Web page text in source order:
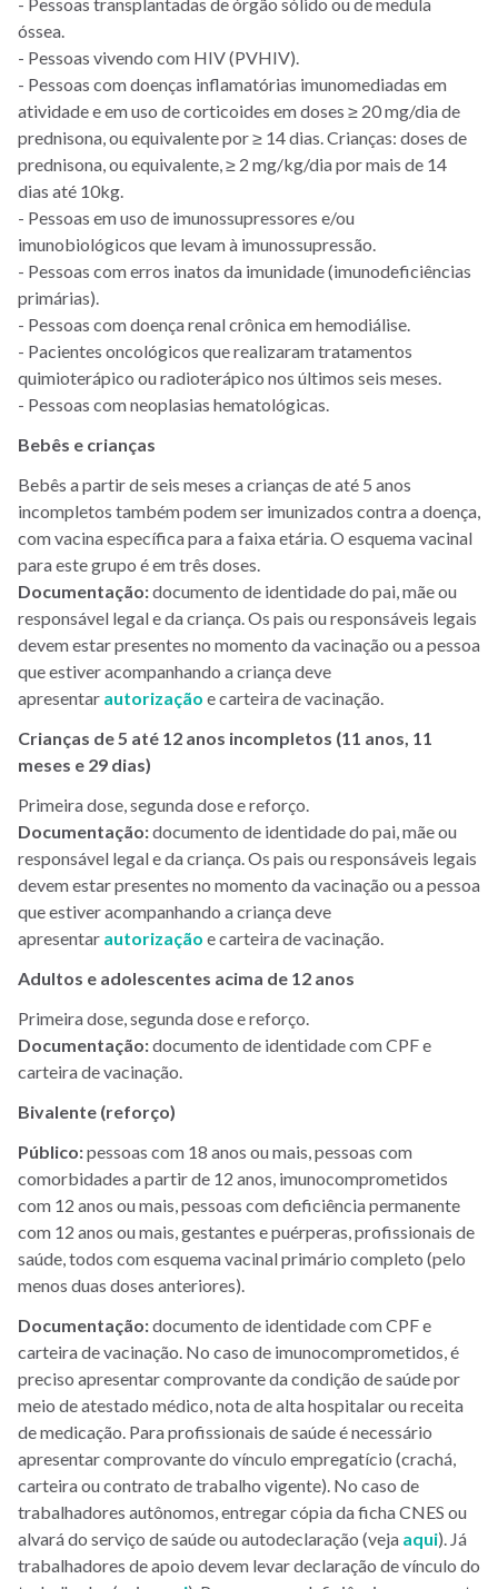
óssea.
- Pessoas vivendo com HIV (PVHIV).
- Pessoas com doenças inflamatórias imunomediadas em
atividade e em uso de corticoides em doses ≥ 20 mg/dia de
prednisona, ou equivalente por ≥ 14 dias. Crianças: doses de
prednisona, ou equivalente, ≥ 2 mg/kg/dia por mais de 14
dias até 10kg.
- Pessoas em uso de imunossupressores e/ou
imunobiológicos que levam à imunossupressão.
- Pessoas com erros inatos da imunidade (imunodeficiências
primárias).
- Pessoas com doença renal crônica em hemodiálise.
- Pacientes oncológicos que realizaram tratamentos
quimioterápico ou radioterápico nos últimos seis meses.
- Pessoas com neoplasias hematológicas.
Bebês e crianças
Bebês a partir de seis meses a crianças de até 5 anos
incompletos também podem ser imunizados contra a doença,
com vacina específica para a faixa etária. O esquema vacinal
para este grupo é em três doses.
Documentação:documento de identidade do pai, mãe ou
responsável legal e da criança. Os pais ou responsáveis legais
devem estar presentes no momento da vacinação ou a pessoa
que estiver acompanhando a criança deve
apresentar autorização e carteira de vacinação.
Crianças de 5 até 12 anos incompletos (11 anos, 11
meses e 29 dias)
Primeira dose, segunda dose e reforço.
Documentação:documento de identidade do pai, mãe ou
responsável legal e da criança. Os pais ou responsáveis legais
devem estar presentes no momento da vacinação ou a pessoa
que estiver acompanhando a criança deve
apresentar autorização e carteira de vacinação.
Adultos e adolescentes acima de 12 anos
Primeira dose, segunda dose e reforço.
Documentação:documento de identidade com CPF e
carteira de vacinação.
Bivalente (reforço)
Público:pessoas com 18 anos ou mais, pessoas com
comorbidades a partir de 12 anos, imunocomprometidos
com 12 anos ou mais, pessoas com deficiência permanente
com 12 anos ou mais, gestantes e puérperas, profissionais de
saúde, todos com esquema vacinal primário completo (pelo
menos duas doses anteriores).
Documentação:documento de identidade com CPF e
carteira de vacinação. No caso de imunocomprometidos, é
preciso apresentar comprovante da condição de saúde por
meio de atestado médico, nota de alta hospitalar ou receita
de medicação. Para profissionais de saúde é necessário
apresentar comprovante do vínculo empregatício (crachá,
carteira ou contrato de trabalho vigente). No caso de
trabalhadores autônomos, entregar cópia da ficha CNES ou
alvará do serviço de saúde ou autodeclaração (veja aqui). Já
trabalhadores de apoio devem levar declaração de vínculo do